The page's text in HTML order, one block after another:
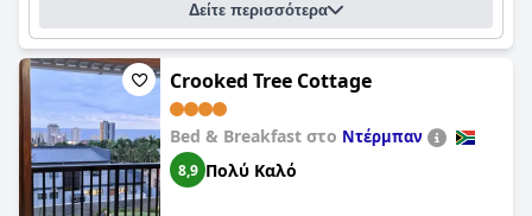
Δείτε περισσότερα
Crooked Tree Cottage
Bed & Breakfast στο Ντέρμπαν
8,9 Πολύ Καλό